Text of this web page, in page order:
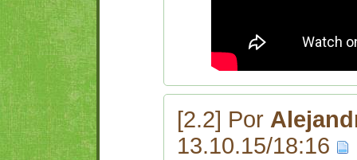
[2.2] Por
13.10.15/18:16